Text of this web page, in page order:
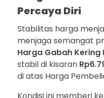
Percaya Diri
Stabilitas harga
menjaga semangat
Harga Gabah Kering
stabil di kisaran
di atas Harga
Kondisi ini memberi